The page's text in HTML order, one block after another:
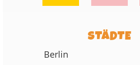
STÄDTE
Berlin